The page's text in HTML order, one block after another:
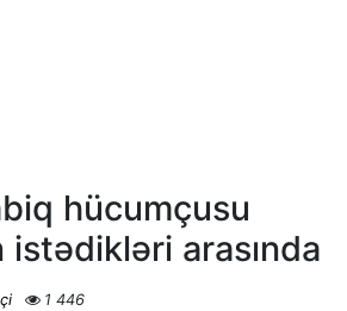
hücumçusu
istədikləri arasında
1 446